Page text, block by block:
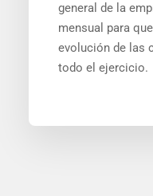
general de la
mensual para
evolución de las
todo el ejercicio.